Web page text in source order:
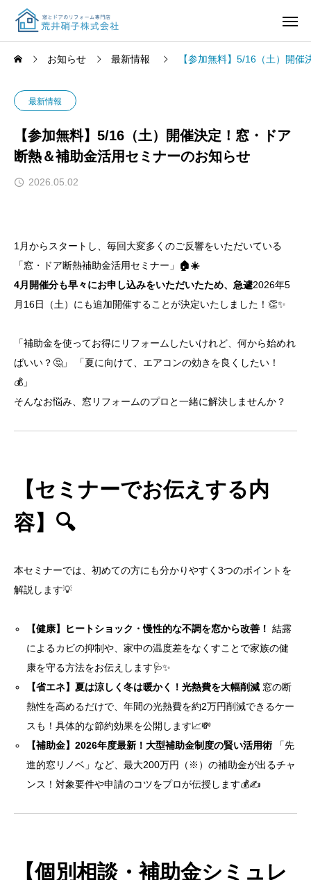
お知らせ 最新情報 【参加無料】5/16（土）開
最新情報
【参加無料】5/16（土）開催決定！窓・ドア
断熱＆補助金活用セミナーのお知らせ
2026.05.02
1月からスタートし、毎回大変多くのご反響をいただいている
「窓・ドア断熱補助金活用セミナー」
🏠☀️
4月開催分も早々にお申し込みをいただいたため、急遽2026年5
月16日（土）にも追加開催することが決定いたしました！👏✨
「補助金を使ってお得にリフォームしたいけれど、何から始めれ
ばいい？🤔」 「夏に向けて、エアコンの効きを良くしたい！
💰」
そんなお悩み、窓リフォームのプロと一緒に解決しませんか？
【セミナーでお伝えする内
容】🔍
本セミナーでは、初めての方にも分かりやすく3つのポイントを
解説します💡
【健康】ヒートショック・慢性的な不調を窓から改善！ 結露
によるカビの抑制や、家中の温度差をなくすことで家族の健
康を守る方法をお伝えします🩺✨
【省エネ】夏は涼しく冬は暖かく！光熱費を大幅削減 窓の断
熱性を高めるだけで、年間の光熱費を約2万円削減できるケー
スも！具体的な節約効果を公開します📈💸
【補助金】2026年度最新！大型補助金制度の賢い活用術 「先
進的窓リノベ」など、最大200万円（※）の補助金が出るチャ
ンス！対象要件や申請のコツをプロが伝授します💰✍️
【個別相談・補助金シミュレ